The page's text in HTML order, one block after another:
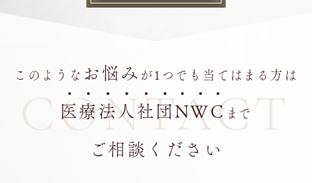
CONTACT
このような お悩み が1つでも当てはまる方は
医 療 法人 社 団 NWC まで
ご相談ください